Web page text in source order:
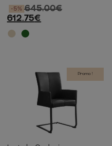
645.00€
-5%
612.75€
Promo !